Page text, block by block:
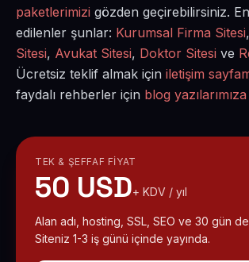
paketlerimizi gözden geçirebilirsiniz.
edilenler şunlar: Kurumsal Firma Sitesi,
Sitesi, Avukat Sitesi, Doktor Sitesi ve
Ücretsiz teklif almak için iletişim
faydalı rehberler için blog yazılarımıza
TEK & ŞEFFAF FIYAT
50 USD+ KDV / yıl
Alan adı, hosting, SSL, SEO ve 30 gün
Siteniz 1-3 iş günü içinde yayında.